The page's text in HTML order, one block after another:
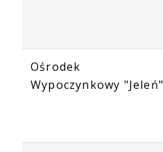
Ośrodek
Wypoczynkowy "Jeleń"